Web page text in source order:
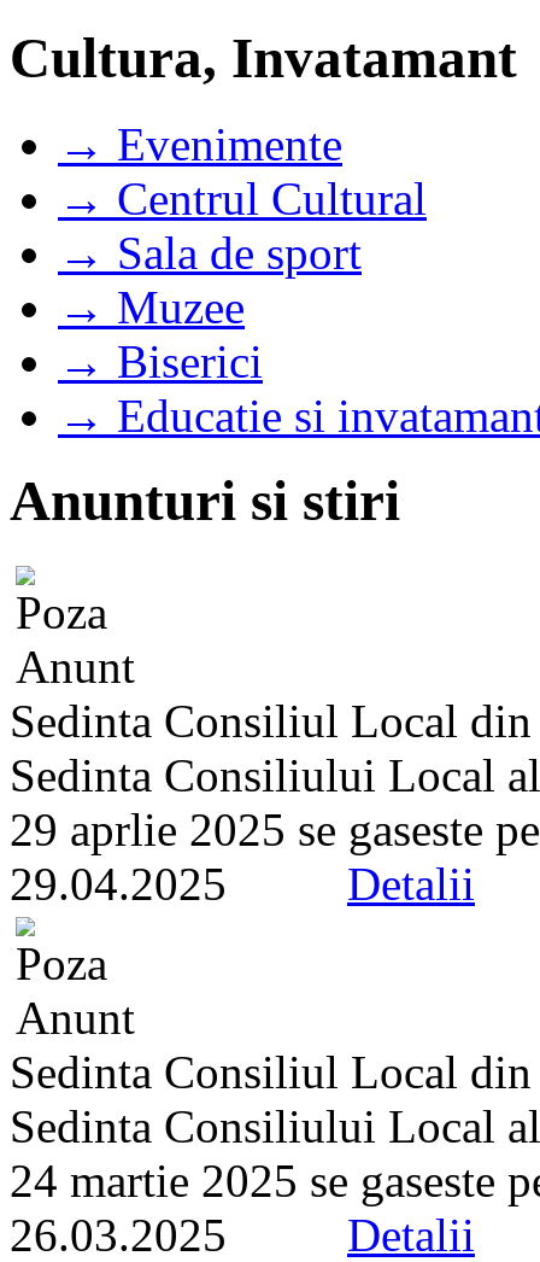
Cultura, Invatamant
→ Evenimente
→ Centrul Cultural
→ Sala de sport
→ Muzee
→ Biserici
→ Educatie si
Anunturi si stiri
Sedinta Consiliul Local
Sedinta Consiliului Local
29 aprlie 2025 se gaseste
29.04.2025 Detalii
Sedinta Consiliul Local
Sedinta Consiliului Local
24 martie 2025 se gaseste
26.03.2025 Detalii